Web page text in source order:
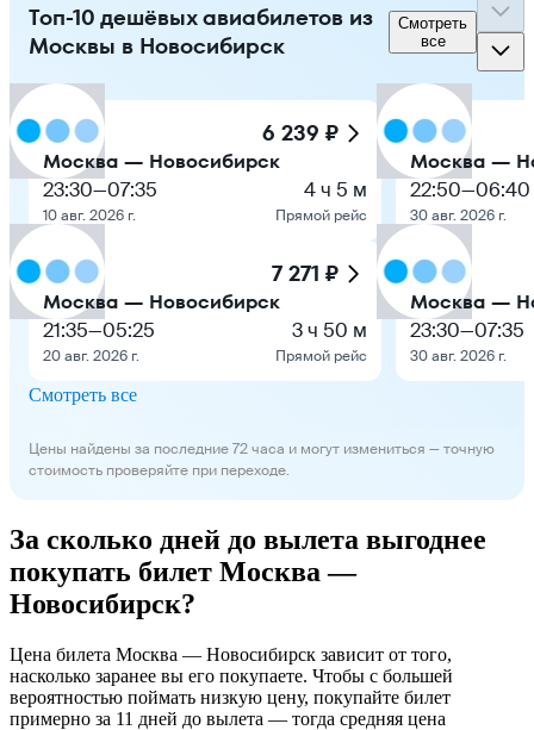
Топ-10 дешёвых авиабилетов из
Москвы в Новосибирск
Смотреть
все
6 239 ₽
Москва — Новосибирск
23:30—07:35
10 авг. 2026 г.
4 ч 5 м
Прямой рейс
7 271 ₽
Москва — Новосибирск
21:35—05:25
20 авг. 2026 г.
3 ч 50 м
Прямой рейс
Москва —
22:50—06:40
30 авг. 2026 г.
Москва —
23:30—07:35
30 авг. 2026 г.
Смотреть все
Цены найдены за последние 72 часа и могут измениться — точную
стоимость проверяйте при переходе.
За сколько дней до вылета выгоднее
покупать билет Москва —
Новосибирск?
Цена билета Москва — Новосибирск зависит от того,
насколько заранее вы его покупаете. Чтобы с большей
вероятностью поймать низкую цену, покупайте билет
примерно за 11 дней до вылета — тогда средняя цена